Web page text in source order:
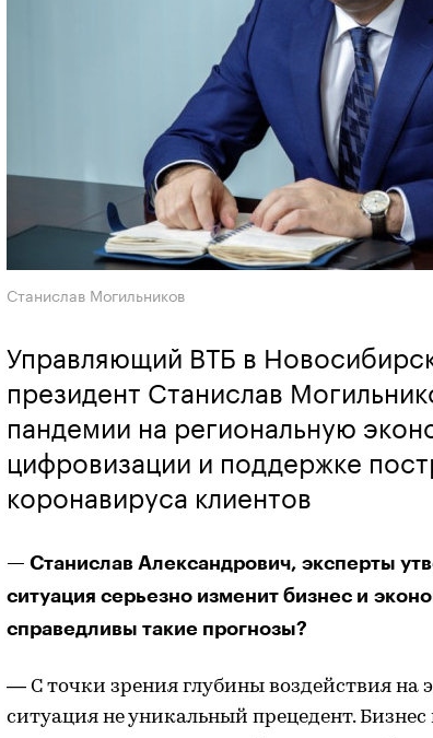
Станислав Могильников
Управляющий ВТБ в
президент Станислав
пандемии на региональную
цифровизации и поддержке
коронавируса клиентов
— Станислав Александрович, эксперты
ситуация серьезно изменит бизнес и
справедливы такие прогнозы?
— С точки зрения глубины воздействия на
ситуация не уникальный прецедент.